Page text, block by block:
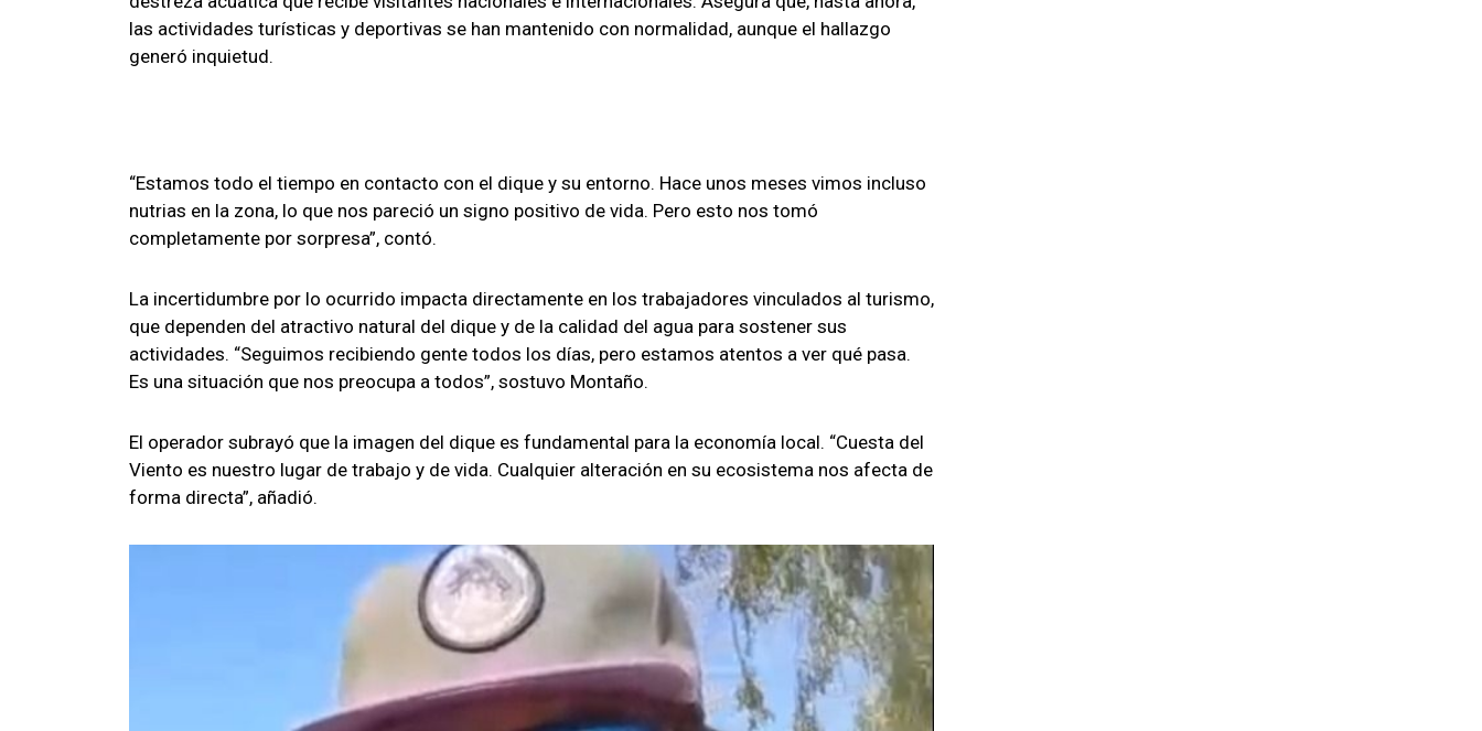
las actividades turísticas y deportivas se han mantenido con normalidad, aunque el hallazgo
generó inquietud.
“Estamos todo el tiempo en contacto con el dique y su entorno. Hace unos meses vimos incluso
nutrias en la zona, lo que nos pareció un signo positivo de vida. Pero esto nos tomó
completamente por sorpresa”, contó.
La incertidumbre por lo ocurrido impacta directamente en los trabajadores vinculados al turismo,
que dependen del atractivo natural del dique y de la calidad del agua para sostener sus
actividades. “Seguimos recibiendo gente todos los días, pero estamos atentos a ver qué pasa.
Es una situación que nos preocupa a todos”, sostuvo Montaño.
El operador subrayó que la imagen del dique es fundamental para la economía local. “Cuesta del
Viento es nuestro lugar de trabajo y de vida. Cualquier alteración en su ecosistema nos afecta de
forma directa”, añadió.